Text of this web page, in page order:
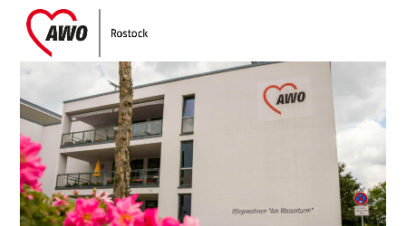
content
Open
mobile
menu
Close
mobile
menu